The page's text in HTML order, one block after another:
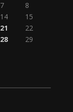
7
8
14
15
21
22
28
29